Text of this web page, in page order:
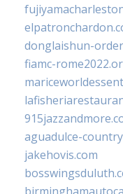
donglaishun-
fiamc-
aguadulce-
jakehovis.com